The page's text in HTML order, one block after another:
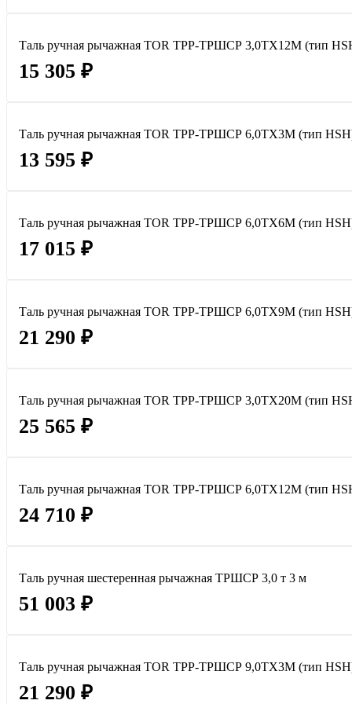
Таль ручная рычажная TOR ТРР-ТРШСР 3,0ТХ12М (тип
15 305 ₽
Таль ручная рычажная TOR ТРР-ТРШСР 6,0ТХ3М (тип
13 595 ₽
Таль ручная рычажная TOR ТРР-ТРШСР 6,0ТХ6М (тип
17 015 ₽
Таль ручная рычажная TOR ТРР-ТРШСР 6,0ТХ9М (тип
21 290 ₽
Таль ручная рычажная TOR ТРР-ТРШСР 3,0ТХ20М (тип
25 565 ₽
Таль ручная рычажная TOR ТРР-ТРШСР 6,0ТХ12М (тип
24 710 ₽
Таль ручная шестеренная рычажная ТРШСР 3,0 т 3 м
51 003 ₽
Таль ручная рычажная TOR ТРР-ТРШСР 9,0ТХ3М (тип
21 290 ₽